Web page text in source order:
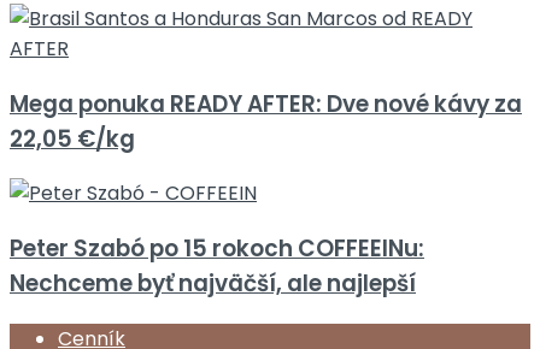
Mega ponuka READY AFTER: Dve nové kávy za
22,05 €/kg
Peter Szabó po 15 rokoch COFFEEINu:
Nechceme byť najväčší, ale najlepší
Cenník